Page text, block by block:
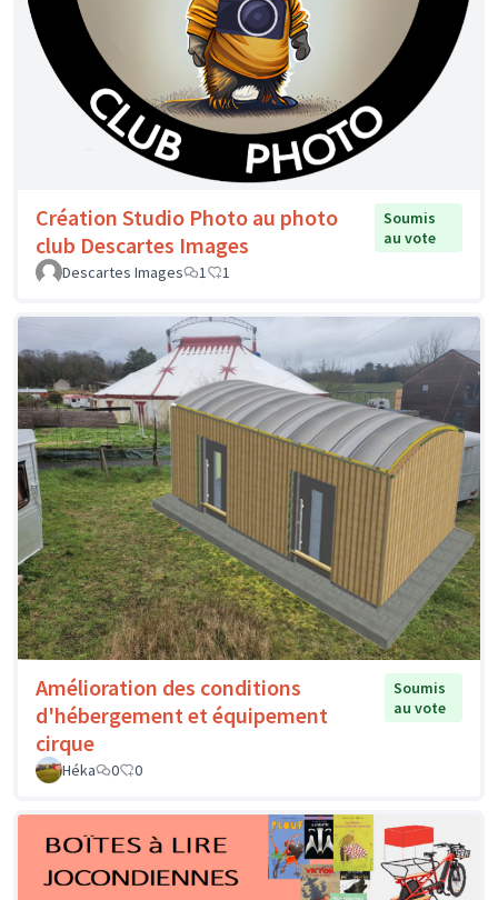
Création Studio Photo au photo
club Descartes Images
Soumis
au vote
Descartes Images
1 1
Amélioration des conditions
d'hébergement et équipement
cirque
Soumis
au vote
Héka 0 0